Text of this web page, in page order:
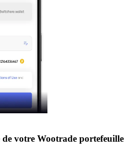
de votre Wootrade portefeuille